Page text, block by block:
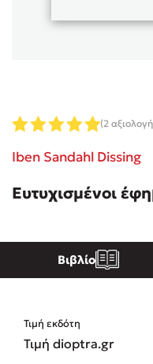
Το
Ένας
(2
Iben Sandahl Dissing
Ευτυχισμένοι
Βιβλίο
Τιμή εκδότη
Τιμή dioptra.gr